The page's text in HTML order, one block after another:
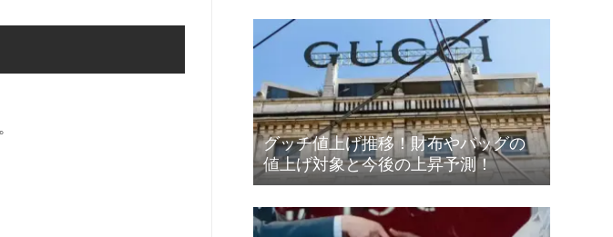
グッチ値上げ推移！財布やバッグの
値上げ対象と今後の上昇予測！